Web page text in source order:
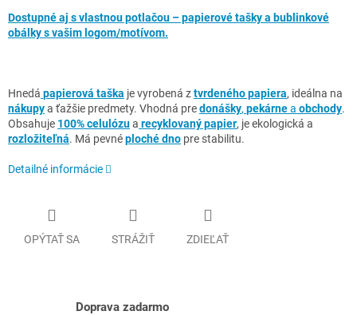
Dostupné aj s vlastnou potlačou – papierové tašky a bublinkové
obálky s vašim logom/motívom.
Hnedá papierová taška je vyrobená ztvrdeného papiera, ideálna na
nákupya ťažšie predmety. Vhodná predonášky,pekárnea obchody.
Obsahuje 100% celulózua recyklovaný papier, je ekologická a
rozložiteľná. Má pevnéploché dno pre stabilitu.
Detailné informácie
OPÝTAŤ SA STRÁŽIŤ ZDIEĽAŤ
Doprava zadarmo